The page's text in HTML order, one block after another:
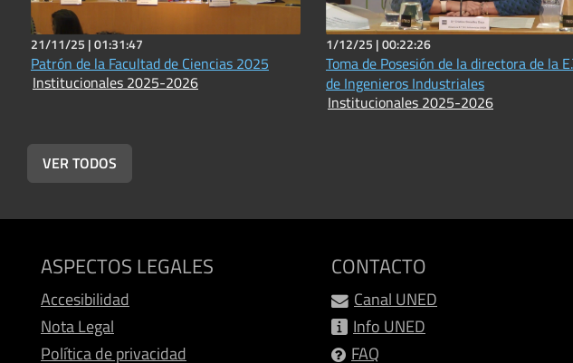
21/11/25 |01:31:47
Patrón de la Facultad de Ciencias 2025
Institucionales 2025-2026
1/12/25 |00:22:26
Toma de Posesión de la directora de la
de Ingenieros Industriales
Institucionales 2025-2026
VER TODOS
ASPECTOS LEGALES
Accesibilidad
Nota Legal
Política de privacidad
CONTACTO
Canal UNED
Info UNED
FAQ